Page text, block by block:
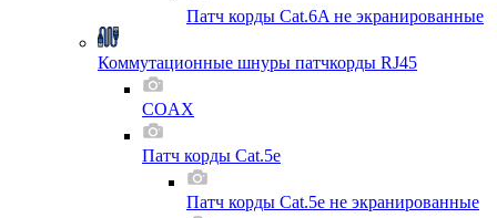
Патч корды Cat.6A не экранированные
Коммутационные шнуры патчкорды RJ45
COAX
Патч корды Cat.5e
Патч корды Cat.5e не экранированные